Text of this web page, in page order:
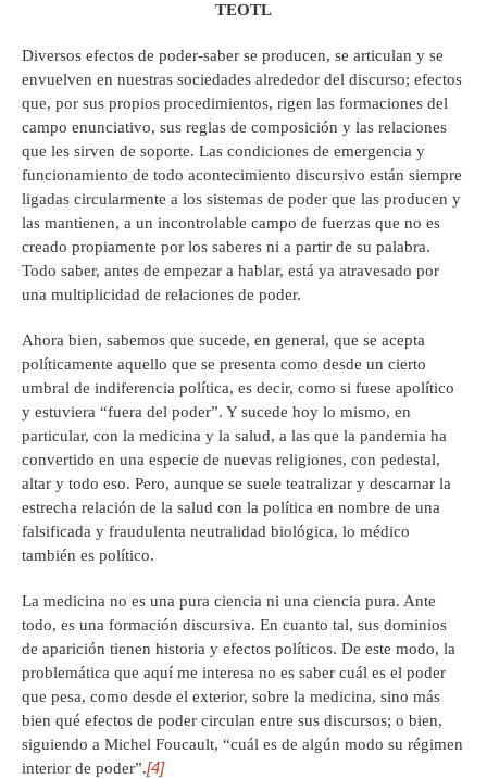
TEOTL
Diversos efectos de poder-saber se producen, se articulan y se
envuelven en nuestras sociedades alrededor del discurso; efectos
que, por sus propios procedimientos, rigen las formaciones del
campo enunciativo, sus reglas de composición y las relaciones
que les sirven de soporte. Las condiciones de emergencia y
funcionamiento de todo acontecimiento discursivo están siempre
ligadas circularmente a los sistemas de poder que las producen y
las mantienen, a un incontrolable campo de fuerzas que no es
creado propiamente por los saberes ni a partir de su palabra.
Todo saber, antes de empezar a hablar, está ya atravesado por
una multiplicidad de relaciones de poder.
Ahora bien, sabemos que sucede, en general, que se acepta
políticamente aquello que se presenta como desde un cierto
umbral de indiferencia política, es decir, como si fuese apolítico
y estuviera “fuera del poder”. Y sucede hoy lo mismo, en
particular, con la medicina y la salud, a las que la pandemia ha
convertido en una especie de nuevas religiones, con pedestal,
altar y todo eso. Pero, aunque se suele teatralizar y descarnar la
estrecha relación de la salud con la política en nombre de una
falsificada y fraudulenta neutralidad biológica, lo médico
también es político.
La medicina no es una pura ciencia ni una ciencia pura. Ante
todo, es una formación discursiva. En cuanto tal, sus dominios
de aparición tienen historia y efectos políticos. De este modo, la
problemática que aquí me interesa no es saber cuál es el poder
que pesa, como desde el exterior, sobre la medicina, sino más
bien qué efectos de poder circulan entre sus discursos; o bien,
siguiendo a Michel Foucault, “cuál es de algún modo su régimen
interior de poder”.[4]